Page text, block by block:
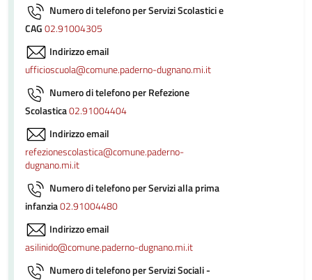
Numero di telefono per Servizi Scolastici e
CAG02.91004305
Indirizzo email
ufficioscuola@comune.paderno-dugnano.mi.it
Numero di telefono per Refezione
Scolastica02.91004404
Indirizzo email
refezionescolastica@comune.paderno-
dugnano.mi.it
Numero di telefono per Servizi alla prima
infanzia02.91004480
Indirizzo email
asilinido@comune.paderno-dugnano.mi.it
Numero di telefono per Servizi Sociali -